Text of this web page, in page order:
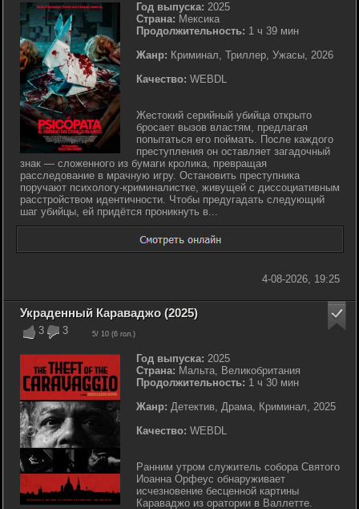
Год выпуска: 2025
Страна: Мексика
Продолжительность: 1 ч 39 мин
Жанр: Криминал, Триллер, Ужасы, 2026
Качество: WEBDL
Жестокий серийный убийца открыто
бросает вызов властям, предлагая
попытаться его поймать. После каждого
преступления он оставляет загадочный
знак — сложенного из бумаги кролика, превращая
расследование в мрачную игру. Остановить преступника
поручают психологу-криминалистке, живущей с диссоциативным
расстройством идентичности. Чтобы предугадать следующий
шаг убийцы, ей придётся проникнуть в...
4-08-2026, 19:25
3 3 5/ 10 (6 гол.)
Украденный Караваджо (2025)
Год выпуска: 2025
Страна: Мальта, Великобритания
Продолжительность: 1 ч 30 мин
Жанр: Детектив, Драма, Криминал, 2025
Качество: WEBDL
Ранним утром служитель собора Святого
Иоанна Орфеус обнаруживает
исчезновение бесценной картины
Караваджо из оратории в Валлетте.